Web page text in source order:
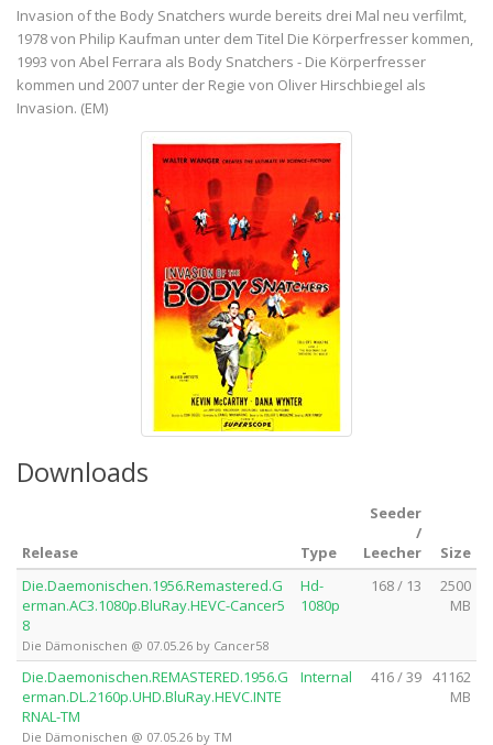
Invasion of the Body Snatchers wurde bereits drei Mal neu verfilmt,
1978 von Philip Kaufman unter dem Titel Die Körperfresser kommen,
1993 von Abel Ferrara als Body Snatchers - Die Körperfresser
kommen und 2007 unter der Regie von Oliver Hirschbiegel als
Invasion. (EM)
Downloads
Release Type
Seeder
/
Leecher
Size
Die.Daemonischen.1956.Remastered.G
erman.AC3.1080p.BluRay.HEVC-Cancer5
8
Die Dämonischen @ 07.05.26 by Cancer58
Hd-
1080p
168 / 13
2500
MB
Die.Daemonischen.REMASTERED.1956.G
erman.DL.2160p.UHD.BluRay.HEVC.INTE
RNAL-TM
Die Dämonischen @ 07.05.26 by TM
Internal 416 / 39 41162
MB